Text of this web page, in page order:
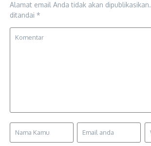
Alamat email Anda tidak akan dipublikasikan.
ditandai *